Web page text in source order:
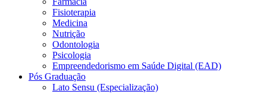
Fisioterapia
Medicina
Nutrição
Odontologia
Psicologia
Empreendedorismo em Saúde Digital (EAD)
Pós Graduação
Lato Sensu (Especialização)